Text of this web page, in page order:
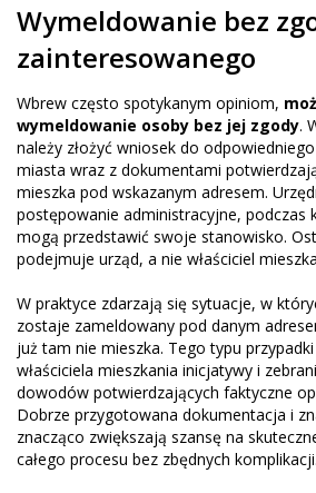
Wymeldowanie bez
zainteresowanego
Wbrew często spotykanym opiniom,
wymeldowanie osoby bez jej zgody.
należy złożyć wniosek do
miasta wraz z dokumentami
mieszka pod wskazanym adresem.
postępowanie administracyjne, podczas
mogą przedstawić swoje stanowisko.
podejmuje urząd, a nie właściciel
W praktyce zdarzają się sytuacje, w
zostaje zameldowany pod danym
już tam nie mieszka. Tego typu
właściciela mieszkania inicjatywy i
dowodów potwierdzających faktyczne
Dobrze przygotowana dokumentacja i
znacząco zwiększają szansę na
całego procesu bez zbędnych komplikacji.